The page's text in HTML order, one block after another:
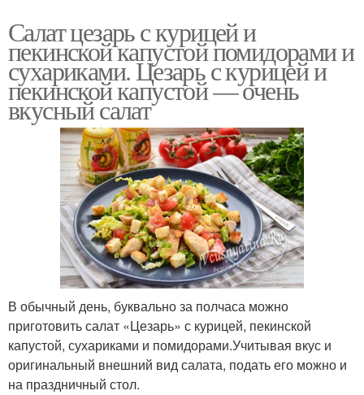
Салат цезарь с курицей и
пекинской капустой помидорами и
сухариками. Цезарь с курицей и
пекинской капустой — очень
вкусный салат
В обычный день, буквально за полчаса можно
приготовить салат «Цезарь» с курицей, пекинской
капустой, сухариками и помидорами.Учитывая вкус и
оригинальный внешний вид салата, подать его можно и
на праздничный стол.